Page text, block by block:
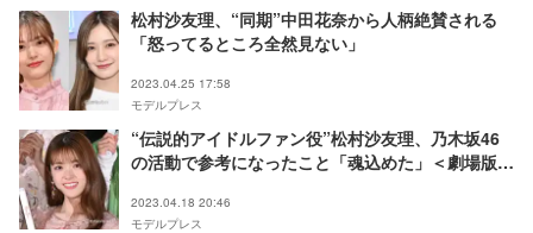
松村沙友理、“同期”中田花奈から人柄絶賛される
「怒ってるところ全然見ない」
2023.04.25 17:58
モデルプレス
“伝説的アイドルファン役”松村沙友理、乃木坂46
の活動で参考になったこと「魂込めた」＜劇場版
2023.04.18 20:46
モデルプレス